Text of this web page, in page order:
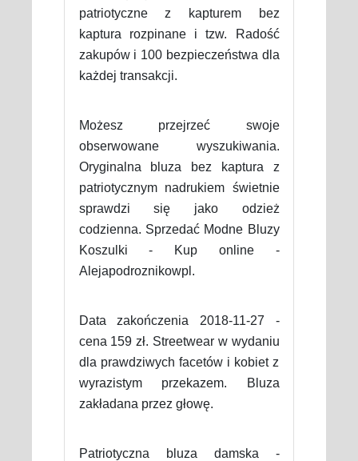
patriotyczne z kapturem bez
kaptura rozpinane i tzw. Radość
zakupów i 100 bezpieczeństwa dla
każdej transakcji.
Możesz przejrzeć swoje
obserwowane wyszukiwania.
Oryginalna bluza bez kaptura z
patriotycznym nadrukiem świetnie
sprawdzi się jako odzież
codzienna. Sprzedać Modne Bluzy
Koszulki - Kup online -
Alejapodroznikowpl.
Data zakończenia 2018-11-27 -
cena 159 zł. Streetwear w wydaniu
dla prawdziwych facetów i kobiet z
wyrazistym przekazem. Bluza
zakładana przez głowę.
Patriotyczna bluza damska -